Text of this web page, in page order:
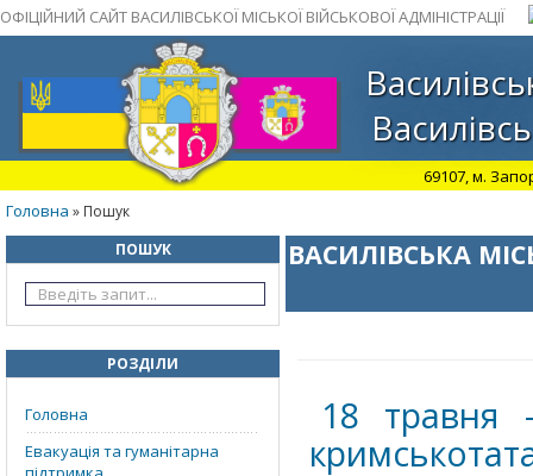
ОФІЦІЙНИЙ САЙТ ВАСИЛІВСЬКОЇ МІСЬКОЇ ВІЙСЬКОВОЇ АДМІНІСТРАЦІЇ
69107, м.
Головна » Пошук
ПОШУК
РОЗДІЛИ
Головна
Евакуація та гуманітарна
ВАСИЛІВСЬКА
18 травня